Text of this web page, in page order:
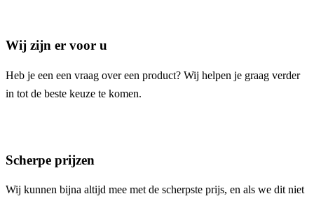
Wij zijn er voor u
Heb je een een vraag over een product? Wij helpen je graag verder
in tot de beste keuze te komen.
Scherpe prijzen
Wij kunnen bijna altijd mee met de scherpste prijs, en als we dit niet